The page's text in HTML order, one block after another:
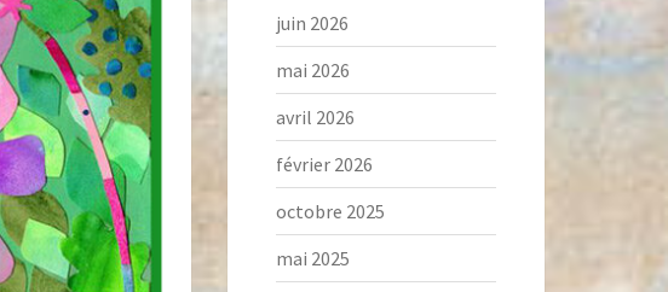
juin 2026
mai 2026
avril 2026
février 2026
octobre 2025
mai 2025